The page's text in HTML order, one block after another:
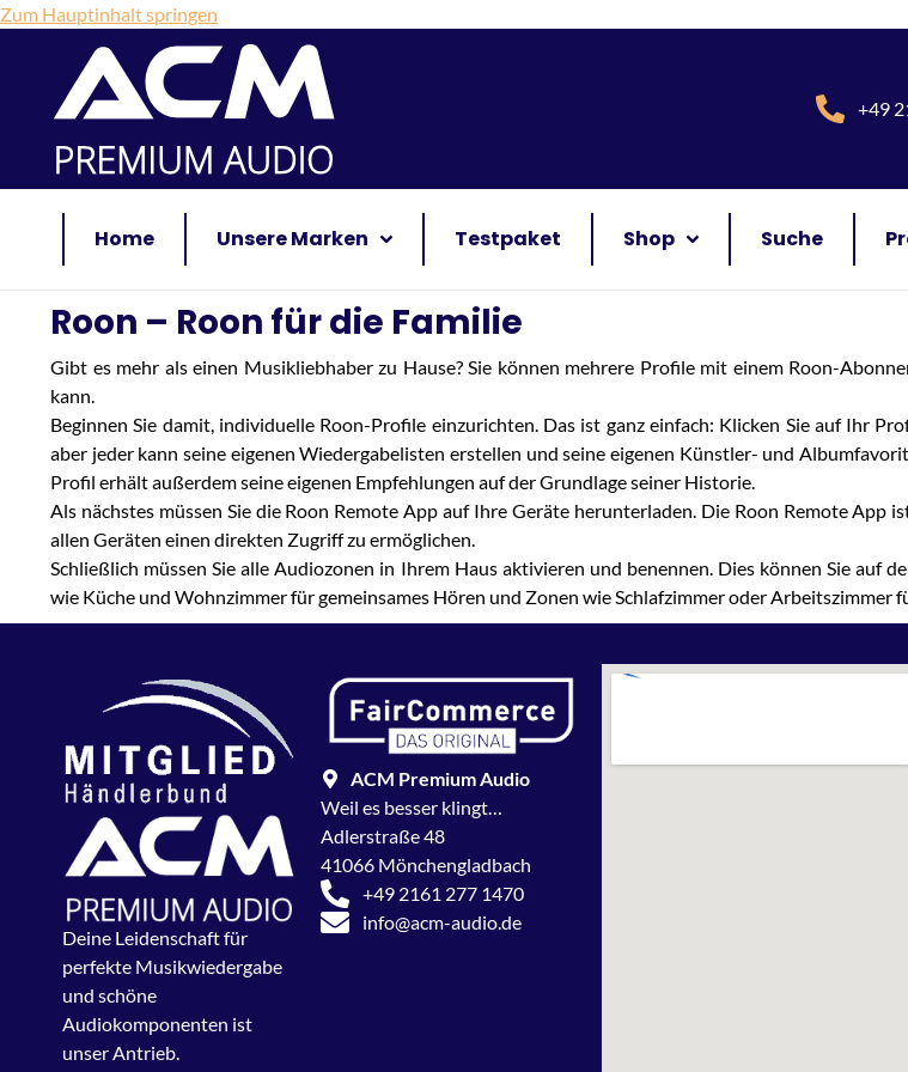
Zum Hauptinhalt springen
+49
Home Unsere Marken Testpaket Shop Suche
Roon – Roon für die Familie
Gibt es mehr als einen Musikliebhaber zu Hause? Sie können mehrere Profile mit einem Roon-
kann.
Beginnen Sie damit, individuelle Roon-Profile einzurichten. Das ist ganz einfach: Klicken Sie auf Ihr
aber jeder kann seine eigenen Wiedergabelisten erstellen und seine eigenen Künstler- und
Profil erhält außerdem seine eigenen Empfehlungen auf der Grundlage seiner Historie.
Als nächstes müssen Sie die Roon Remote App auf Ihre Geräte herunterladen. Die Roon Remote App
allen Geräten einen direkten Zugriff zu ermöglichen.
Schließlich müssen Sie alle Audiozonen in Ihrem Haus aktivieren und benennen. Dies können Sie auf
wie Küche und Wohnzimmer für gemeinsames Hören und Zonen wie Schlafzimmer oder Arbeitszimmer
Deine Leidenschaft für
perfekte Musikwiedergabe
und schöne
Audiokomponenten ist
unser Antrieb.
ACM Premium Audio
Weil es besser klingt…
Adlerstraße 48
41066 Mönchengladbach
+49 2161 277 1470
info@acm-audio.de